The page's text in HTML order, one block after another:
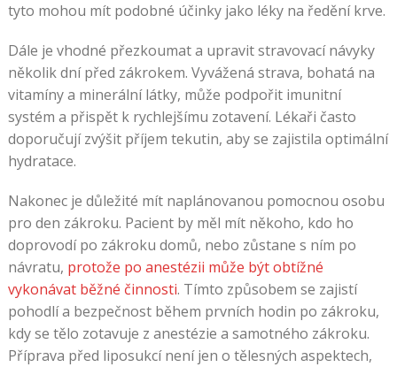
tyto mohou mít podobné účinky jako léky na ředění krve.
Dále je vhodné přezkoumat a upravit stravovací návyky
několik dní před zákrokem. Vyvážená strava, bohatá na
vitamíny a minerální látky, může podpořit imunitní
systém a přispět k rychlejšímu zotavení. Lékaři často
doporučují zvýšit příjem tekutin, aby se zajistila optimální
hydratace.
Nakonec je důležité mít naplánovanou pomocnou osobu
pro den zákroku. Pacient by měl mít někoho, kdo ho
doprovodí po zákroku domů, nebo zůstane s ním po
návratu, protože po anestézii může být obtížné
vykonávat běžné činnosti. Tímto způsobem se zajistí
pohodlí a bezpečnost během prvních hodin po zákroku,
kdy se tělo zotavuje z anestézie a samotného zákroku.
Příprava před liposukcí není jen o tělesných aspektech,